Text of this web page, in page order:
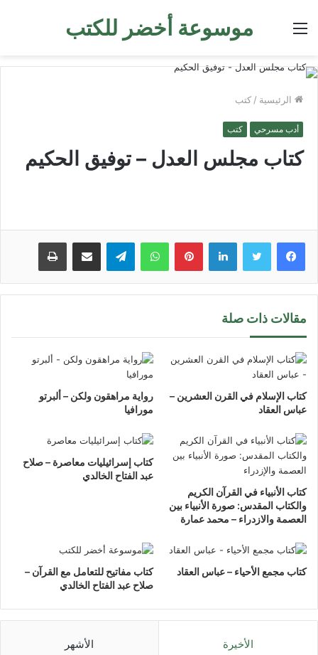
موسوعة أخضر للكتب القائمة
الرئيسية / كتب
أدب مسرحي كتب
كتاب مجلس العدل – توفيق الحكيم
لينكدإن بينتيريستواتساب تيلقرام مشاركة عبر البريد طباعة
مقالات ذات صلة
كتاب الإسلام في القرن العشرين –
عباس العقاد
رواية مراهقون ولكن – ألبرتو
مورافيا
كتاب الأنبياء في القرآن الكريم
والكتاب المقدس: صورة الأنبياء بين
العصمة والازدراء – محمد عمارة
كتاب إسرائيليات معاصرة – صلاح
عبد الفتاح الخالدي
كتاب مجمع الأحياء – عباس العقاد
كتاب مفاتيح للتعامل مع القرآن –
صلاح عبد الفتاح الخالدي
الأخيرة الأشهر